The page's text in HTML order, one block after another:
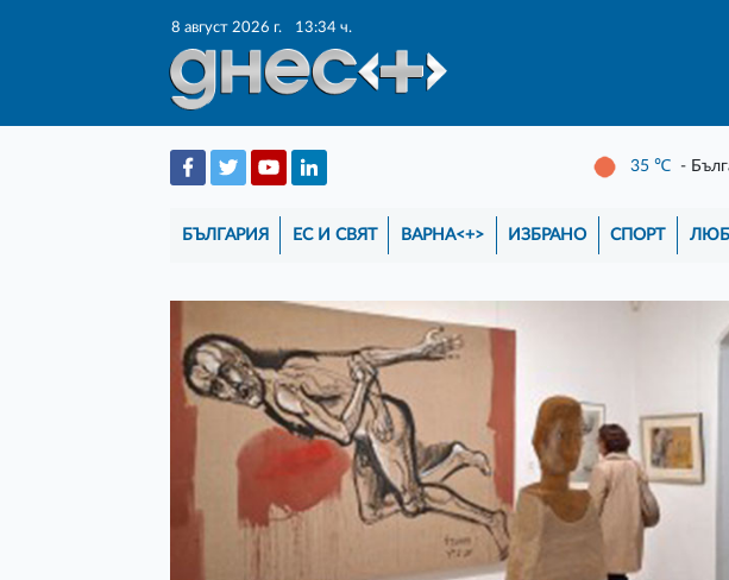
8 август 2026 г. 13:34 ч.
35 ℃ -
БЪЛГАРИЯ ЕС И СВЯТ ВАРНА<+> ИЗБРАНО СПОРТ